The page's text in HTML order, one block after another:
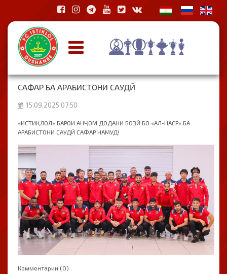
САФАР БА АРАБИСТОНИ САУДӢ
15.09.2025 07:50
«ИСТИҚЛОЛ» БАРОИ АНҶОМ ДОДАНИ БОЗӢ БО «АЛ-НАСР» БА
АРАБИСТОНИ САУДӢ САФАР НАМУД!
Комментарии (0)